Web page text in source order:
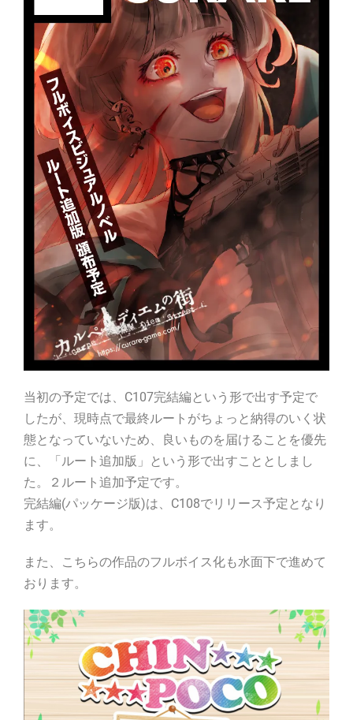
当初の予定では、C107完結編という形で出す予定で
したが、現時点で最終ルートがちょっと納得のいく状
態となっていないため、良いものを届けることを優先
に、「ルート追加版」という形で出すこととしまし
た。２ルート追加予定です。
完結編(パッケージ版)は、C108でリリース予定となり
ます。
また、こちらの作品のフルボイス化も水面下で進めて
おります。